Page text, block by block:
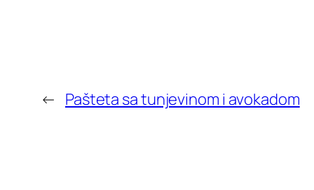
← Pašteta sa tunjevinom i avokadom